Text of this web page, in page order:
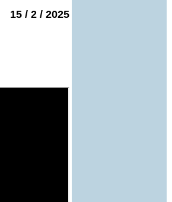
2025 / 2 / 15